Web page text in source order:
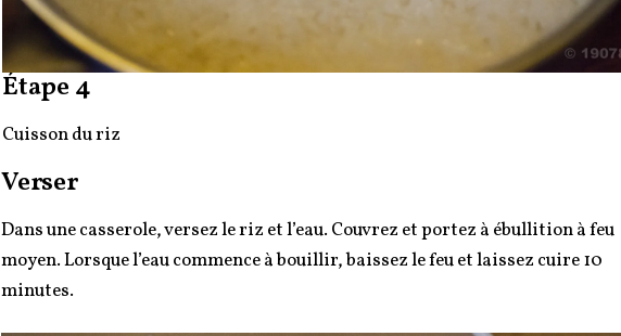
Étape 4
Cuisson du riz
Verser
Dans une casserole, versez le riz et l’eau. Couvrez et portez à ébullition à feu
moyen. Lorsque l’eau commence à bouillir, baissez le feu et laissez cuire 10
minutes.